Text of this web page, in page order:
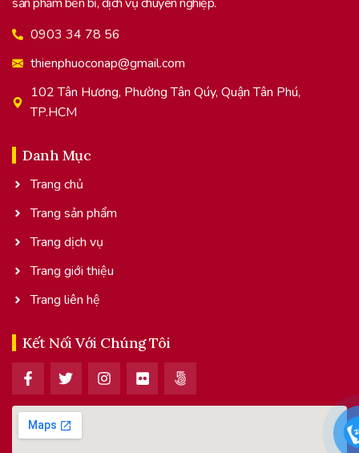
0903 34 78 56
thienphuoconap@gmail.com
102 Tân Hương, Phường Tân Qúy, Quận Tân Phú,
TP.HCM
Danh Mục
Trang chủ
Trang sản phẩm
Trang dịch vụ
Trang giới thiệu
Trang liên hệ
Kết Nối Với Chúng Tôi